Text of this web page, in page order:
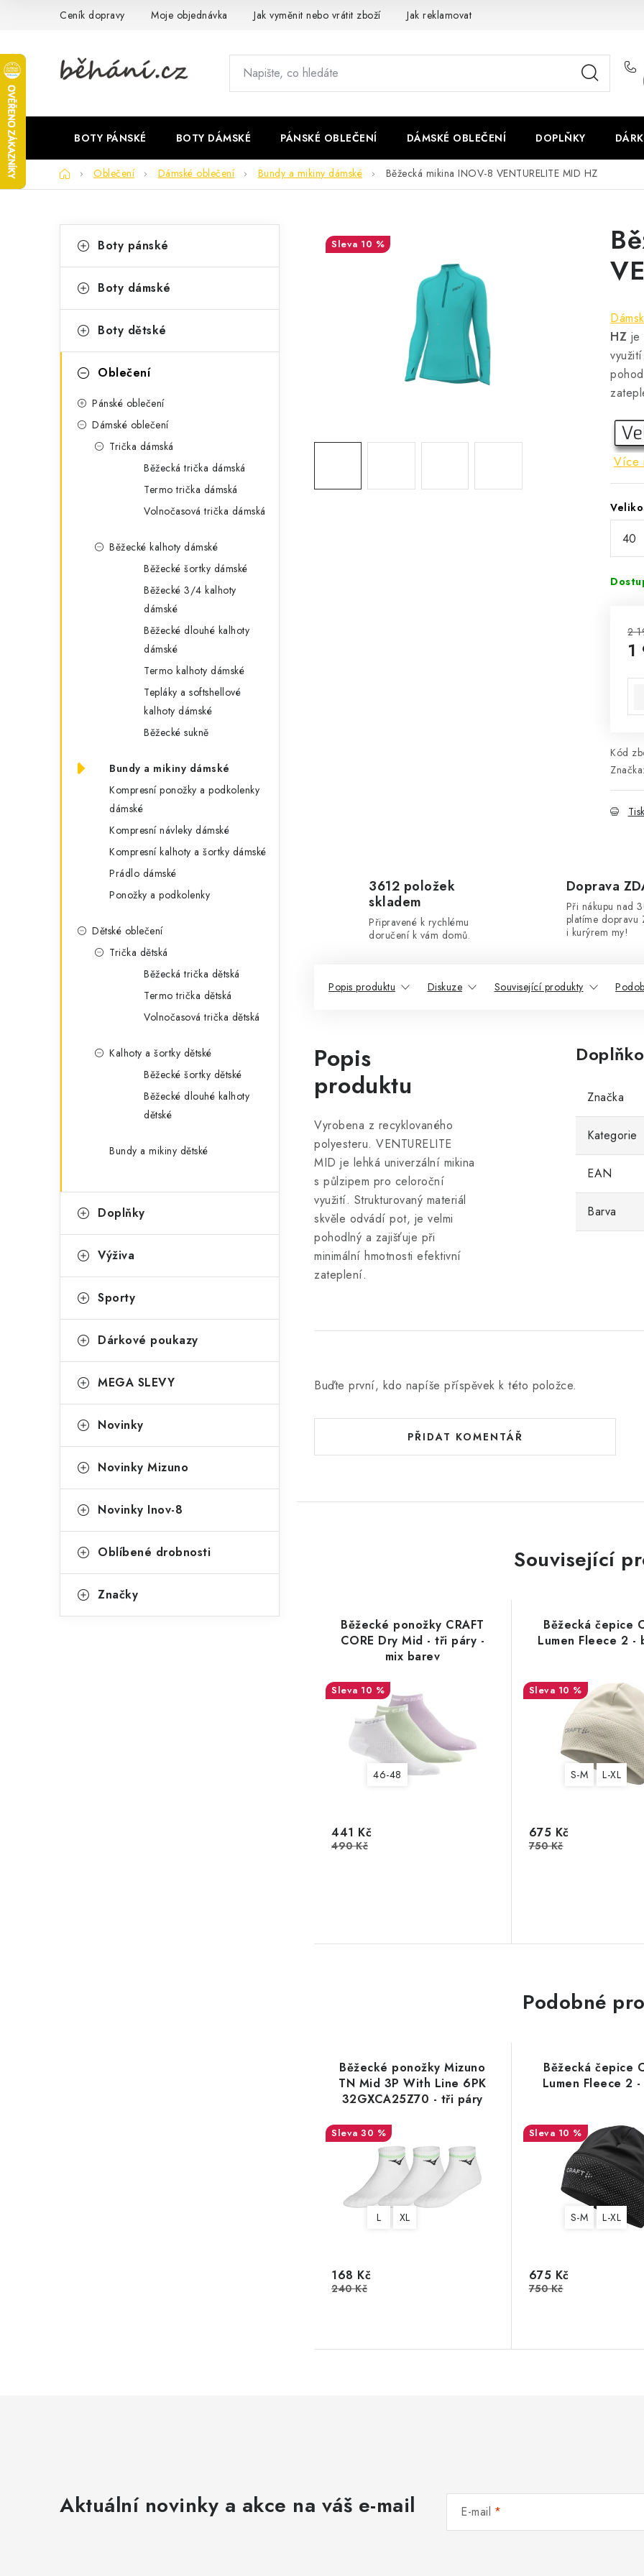
Ceník dopravy Moje objednávka Jak vyměnit nebo vrátit zboží Jak reklamovat
BOTY PÁNSKÉ BOTY DÁMSKÉ PÁNSKÉ OBLEČENÍ DÁMSKÉ OBLEČENÍ DOPLŇKY
DomůOblečení Dámské oblečení Bundy a mikiny dámské Běžecká mikina INOV-8 VENTURELITE MID HZ
o
t
r
kategorie
a
e
o
Boty pánské
Boty dámské
Boty dětské
Oblečení
Pánské oblečení
Dámské oblečení
Trička dámská
Běžecká trička dámská
Termo trička dámská
Volnočasová trička dámská
Běžecké kalhoty dámské
Běžecké šortky dámské
Běžecké 3/4 kalhoty
dámské
Běžecké dlouhé kalhoty
dámské
Termo kalhoty dámské
Tepláky a softshellové
kalhoty dámské
Běžecké sukně
Bundy a mikiny dámské
Kompresní ponožky a podkolenky
dámské
Kompresní návleky dámské
Kompresní kalhoty a šortky dámské
Prádlo dámské
Ponožky a podkolenky
Dětské oblečení
Trička dětská
Běžecká trička dětská
Termo trička dětská
Volnočasová trička dětská
Kalhoty a šortky dětské
Běžecké šortky dětské
Běžecké dlouhé kalhoty
dětské
Bundy a mikiny dětské
Doplňky
Výživa
Sporty
Dárkové poukazy
MEGA SLEVY
Novinky
Novinky Mizuno
Novinky Inov-8
Oblíbené drobnosti
Značky
HZ je
Více
2
1
Kód
Značka:
Tisk
10 %
3612 položek
skladem
Připravené k rychlému
doručení k vám domů.
Doprava
Při nákupu nad
platíme dopravu
i kurýrem my!
Popis produktu Diskuze Související produkty
Popis
produktu
Vyrobena z recyklovaného
polyesteru. VENTURELITE
MID je lehká univerzální mikina
s půlzipem pro celoroční
využití. Strukturovaný materiál
skvěle odvádí pot, je velmi
pohodlný a zajišťuje při
minimální hmotnosti efektivní
zateplení.
Značka
Kategorie
EAN
Barva
Buďte první, kdo napíše příspěvek k této položce.
PŘIDAT KOMENTÁŘ
Související
Běžecké ponožky CRAFT
CORE Dry Mid - tři páry -
mix barev
10 %
46-48
441 Kč
490 Kč
Běžecká čepice
Lumen Fleece 2 -
10 %
S-M L-XL
675 Kč
750 Kč
Podobné
Běžecké ponožky Mizuno
TN Mid 3P With Line 6PK
32GXCA25Z70 - tři páry
30 %
L XL
168 Kč
240 Kč
Běžecká čepice
Lumen Fleece 2
10 %
S-M L-XL
675 Kč
750 Kč
Aktuální novinky a akce na váš e-mail E-mail